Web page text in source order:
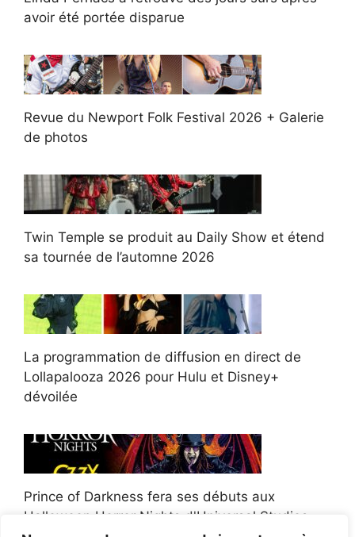
avoir été portée disparue
Revue du Newport Folk Festival 2026 + Galerie
de photos
Twin Temple se produit au Daily Show et étend
sa tournée de l’automne 2026
La programmation de diffusion en direct de
Lollapalooza 2026 pour Hulu et Disney+
dévoilée
Prince of Darkness fera ses débuts aux
Halloween Horror Nights d'Universal Studios